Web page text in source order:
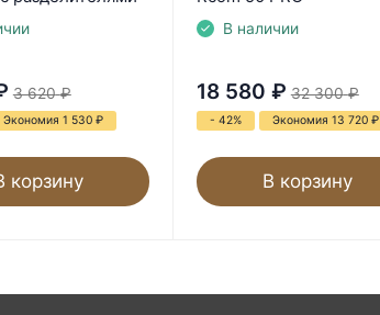
3 620 ₽
Экономия 1 530 ₽
корзину
В наличии
18 580 ₽ 32 300 ₽
- 42% Экономия 13 720 ₽
В корзину